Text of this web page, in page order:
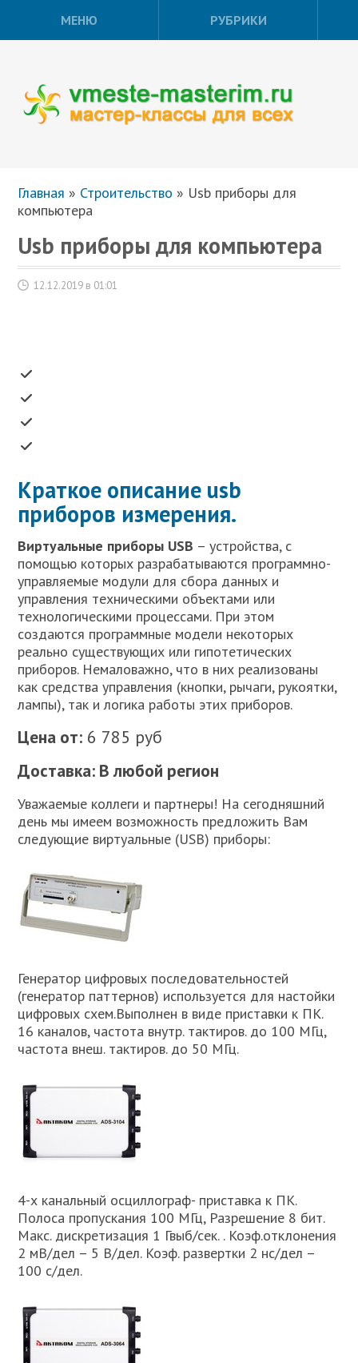
МЕНЮ РУБРИКИ
Главная » Строительство » Usb приборы для
компьютера
Usb приборы для компьютера
12.12.2019 в 01:01
Краткое описание usb
приборов измерения.
Виртуальные приборы USB – устройства, с
помощью которых разрабатываются программно-
управляемые модули для сбора данных и
управления техническими объектами или
технологическими процессами. При этом
создаются программные модели некоторых
реально существующих или гипотетических
приборов. Немаловажно, что в них реализованы
как средства управления (кнопки, рычаги, рукоятки,
лампы), так и логика работы этих приборов.
Цена от: 6 785 руб
Доставка: В любой регион
Уважаемые коллеги и партнеры! На сегодняшний
день мы имеем возможность предложить Вам
следующие виртуальные (USB) приборы:
Генератор цифровых последовательностей
(генератор паттернов) используется для настойки
цифровых схем.Выполнен в виде приставки к ПК.
16 каналов, частота внутр. тактиров. до 100 МГц,
частота внеш. тактиров. до 50 МГц.
4-х канальный осциллограф- приставка к ПК.
Полоса пропускания 100 МГц, Разрешение 8 бит.
Макс. дискретизация 1 Гвыб/сек. . Коэф.отклонения
2 мВ/дел – 5 В/дел. Коэф. развертки 2 нс/дел –
100 с/дел.